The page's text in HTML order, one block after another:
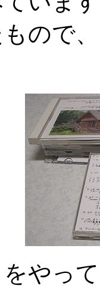
ので
やっ